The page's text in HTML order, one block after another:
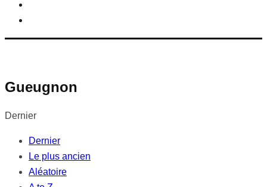
Gueugnon
Dernier
Dernier
Le plus ancien
Aléatoire